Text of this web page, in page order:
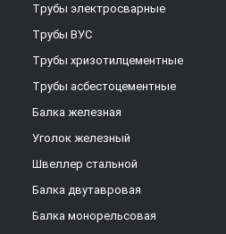
Трубы электросварные
Трубы ВУС
Трубы хризотилцементные
Трубы асбестоцементные
Балка железная
Уголок железный
Швеллер стальной
Балка двутавровая
Балка монорельсовая